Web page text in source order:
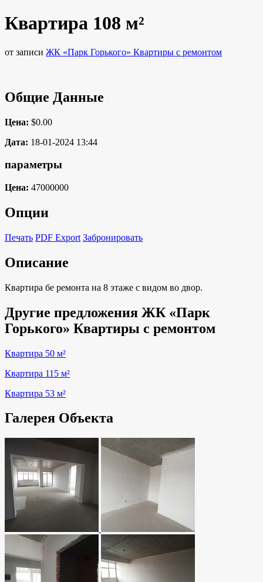
Квартира 108 м²
от записи ЖК «Парк Горького» Квартиры с ремонтом
Общие Данные
Цена: $0.00
Дата: 18-01-2024 13:44
параметры
Цена: 47000000
Опции
Печать PDF Export Забронировать
Описание
Квартира бе ремонта на 8 этаже с видом во двор.
Другие предложения ЖК «Парк
Горького» Квартиры с ремонтом
Квартира 50 м²
Квартира 115 м²
Квартира 53 м²
Галерея Объекта